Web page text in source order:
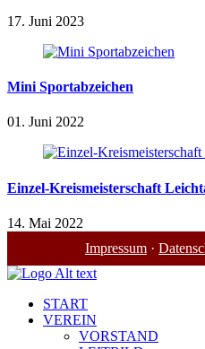
17. Juni 2023
Mini Sportabzeichen
01. Juni 2022
Einzel-Kreismeisterschaft
14. Mai 2022
Impressum ·
START
VEREIN
VORSTAND